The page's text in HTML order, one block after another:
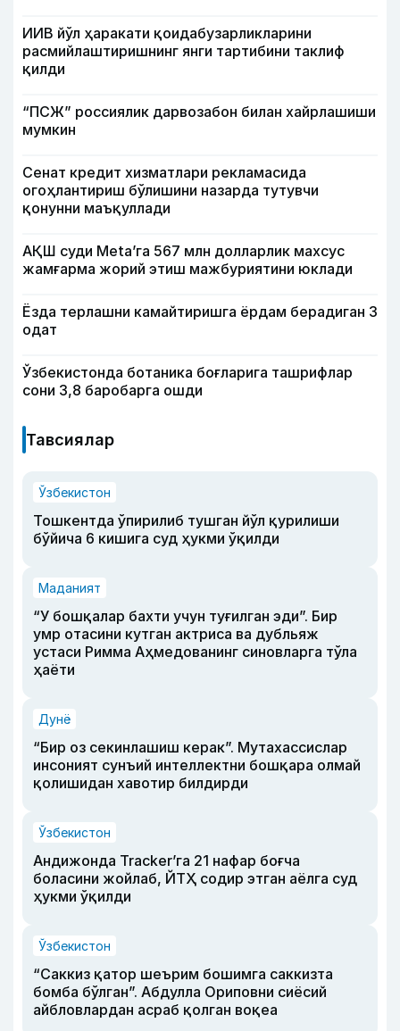
ИИВ йўл ҳаракати қоидабузарликларини
расмийлаштиришнинг янги тартибини таклиф
қилди
“ПСЖ” россиялик дарвозабон билан хайрлашиши
мумкин
Сенат кредит хизматлари рекламасида
огоҳлантириш бўлишини назарда тутувчи
қонунни маъқуллади
АҚШ суди Meta’га 567 млн долларлик махсус
жамғарма жорий этиш мажбуриятини юклади
Ёзда терлашни камайтиришга ёрдам берадиган 3
одат
Ўзбекистонда ботаника боғларига ташрифлар
сони 3,8 баробарга ошди
Тавсиялар
Ўзбекистон
Тошкентда ўпирилиб тушган йўл қурилиши
бўйича 6 кишига суд ҳукми ўқилди
Маданият
“У бошқалар бахти учун туғилган эди”. Бир
умр отасини кутган актриса ва дубльяж
устаси Римма Аҳмедованинг синовларга тўла
ҳаёти
Дунё
“Бир оз секинлашиш керак”. Мутахассислар
инсоният сунъий интеллектни бошқара олмай
қолишидан хавотир билдирди
Ўзбекистон
Андижонда Tracker’га 21 нафар боғча
боласини жойлаб, ЙТҲ содир этган аёлга суд
ҳукми ўқилди
Ўзбекистон
“Саккиз қатор шеърим бошимга саккизта
бомба бўлган”. Абдулла Ориповни сиёсий
айбловлардан асраб қолган воқеа